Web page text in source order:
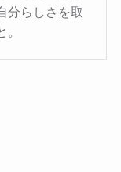
分らしさを取